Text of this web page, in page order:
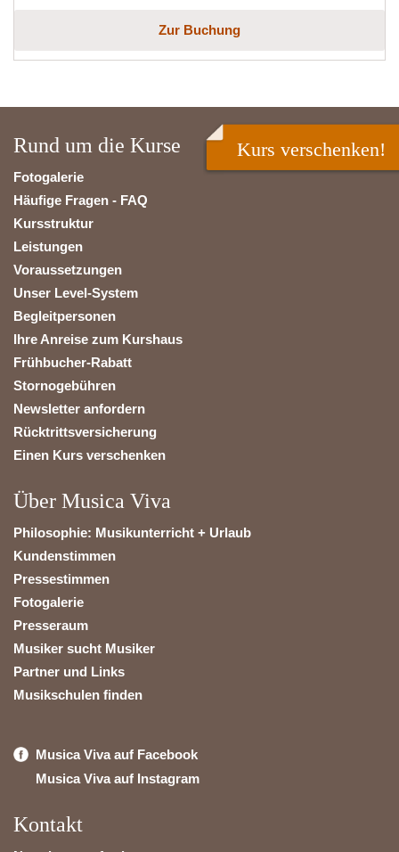
Zur Buchung
Rund um die Kurse
Fotogalerie
Häufige Fragen - FAQ
Kursstruktur
Leistungen
Voraussetzungen
Unser Level-System
Begleitpersonen
Ihre Anreise zum Kurshaus
Frühbucher-Rabatt
Stornogebühren
Newsletter anfordern
Rücktrittsversicherung
Einen Kurs verschenken
Über Musica Viva
Philosophie: Musikunterricht + Urlaub
Kundenstimmen
Pressestimmen
Fotogalerie
Presseraum
Musiker sucht Musiker
Partner und Links
Musikschulen finden
Musica Viva auf Facebook
Musica Viva auf Instagram
Kontakt
Kurs verschenken!